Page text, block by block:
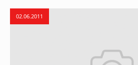
02.06.2011